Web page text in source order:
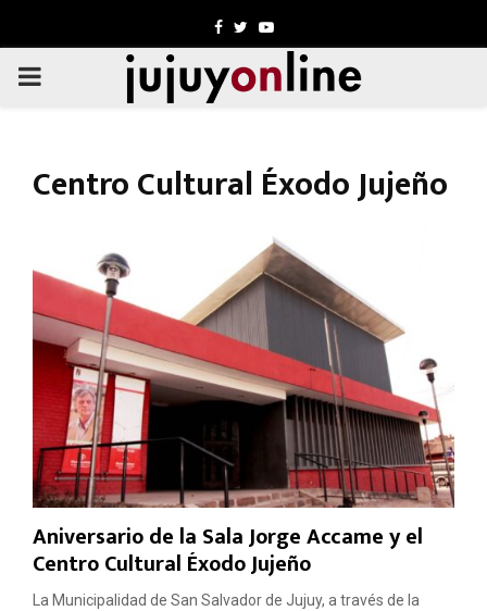
Facebook
TwitterYoutube
PRIMARY
Centro Cultural Éxodo Jujeño
Aniversario de la Sala Jorge Accame y el
Centro Cultural Éxodo Jujeño
La Municipalidad de San Salvador de Jujuy, a través de la